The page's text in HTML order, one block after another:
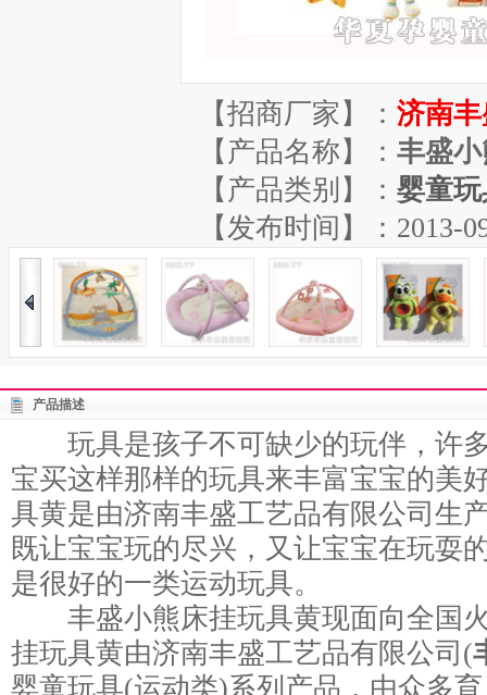
【招商厂家】： 济南
【产品名称】： 丰盛
【产品类别】： 婴童
【发布时间】：2013-
产品描述
玩具是孩子不可缺少的玩伴，许
宝买这样那样的玩具来丰富宝宝的美
具黄是由济南丰盛工艺品有限公司生
既让宝宝玩的尽兴，又让宝宝在玩耍
是很好的一类运动玩具。
丰盛小熊床挂玩具黄现面向全国
挂玩具黄由济南丰盛工艺品有限公司(
婴童玩具(运动类)系列产品，由众多